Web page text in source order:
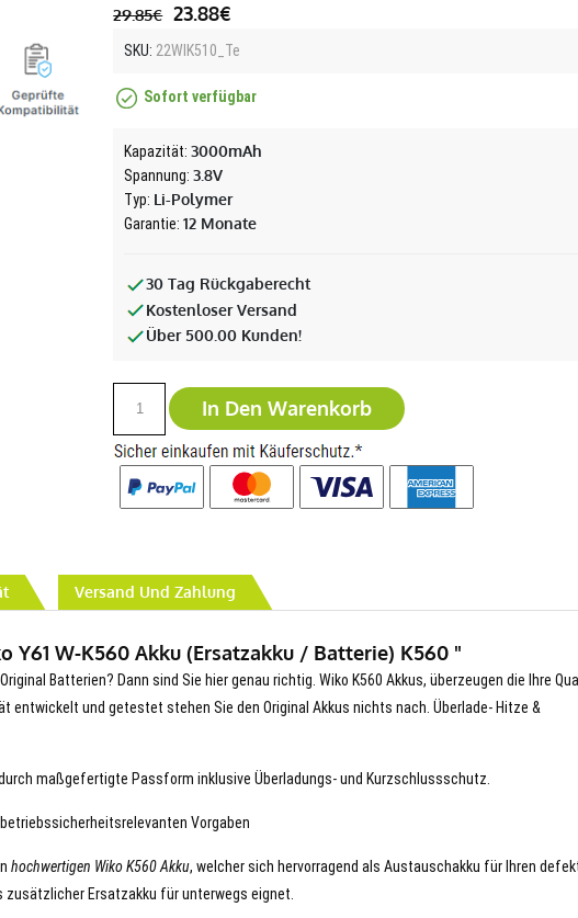
29.85€ 23.88€
SKU: 22WIK510_Te
Sofort verfügbar
Kapazität:3000mAh
Spannung:3.8V
Typ: Li-Polymer
Garantie:12 Monate
30 Tag Rückgaberecht
Kostenloser Versand
Über 500.00 Kunden!
In Den Warenkorb
Versand Und Zahlung
W-K560 Akku (Ersatzakku / Batterie) K560 "
Batterien? Dann sind Sie hier genau richtig. Wiko K560 Akkus, überzeugen die Ihre
entwickelt und getestet stehen Sie den Original Akkus nichts nach. Überlade- Hitze &
maßgefertigte Passform inklusive Überladungs- und Kurzschlussschutz.
Vorgaben
hochwertigen Wiko K560 Akku, welcher sich hervorragend als Austauschakku für Ihren
zusätzlicher Ersatzakku für unterwegs eignet.